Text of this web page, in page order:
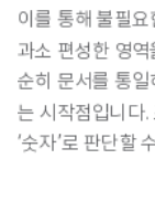
이를 통해 불필
과소 편성한 영
순히 문서를 통
는 시작점입니다
‘숫자’로 판단할